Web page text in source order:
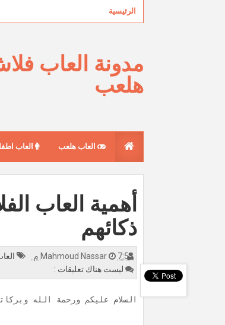
الرئيسية
مدونة العاب
هلعب
العاب هلعب العاب
أهمية العاب
ذكائهم
Mahmoud Nassar 7:53 م
ليست هناك تعليقات :
السلام عليكم ورحمة الله